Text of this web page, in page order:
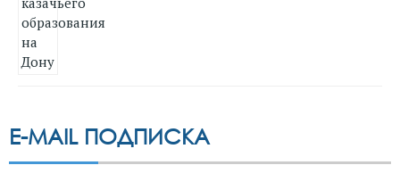
E-MAIL ПОДПИСКА